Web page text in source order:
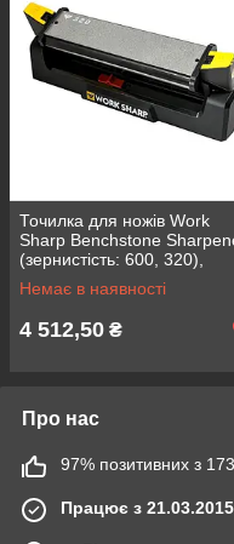
Точилка для ножів Work
Sharp Benchstone
(зернистість: 600, 320),
настільна, кераміка, алмаз,
кутовими напрямними
Немає в наявності
4 512,50 ₴
Про нас
97% позитивних з
Працює з 21.03.2015